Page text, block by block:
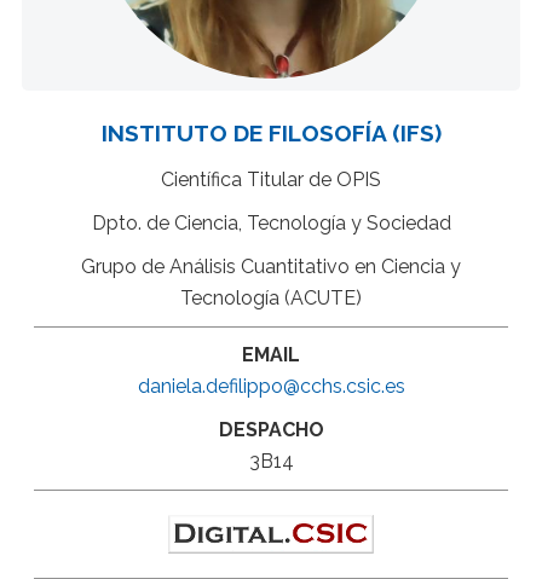
INSTITUTO DE FILOSOFÍA (IFS)
Científica Titular de OPIS
Dpto. de Ciencia, Tecnología y Sociedad
Grupo de Análisis Cuantitativo en Ciencia y
Tecnología (ACUTE)
EMAIL
daniela.defilippo@cchs.csic.es
DESPACHO
3B14